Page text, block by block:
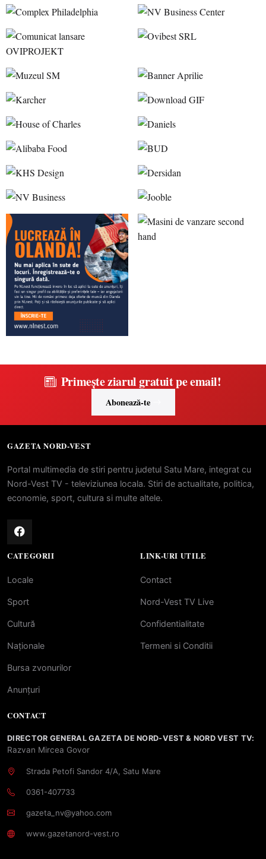
Primește ziarul gratuit pe email!
Abonează-te
GAZETA NORD-VEST
Portal multimedia de stiri pentru judetul Satu Mare, integrat cu
Nord-Vest TV - televiziunea locala. Stiri de actualitate, politica,
economie, sport, cultura si multe altele.
CATEGORII
Locale
Sport
Cultură
Naționale
Bursa zvonurilor
Anunțuri
LINK-URI UTILE
Contact
Nord-Vest TV Live
Confidentialitate
Termeni si Conditii
CONTACT
DIRECTOR GENERAL GAZETA DE NORD-VEST & NORD VEST TV:
Razvan Mircea Govor
Strada Petofi Sandor 4/A, Satu Mare
0361-407733
gazeta_nv@yahoo.com
www.gazetanord-vest.ro